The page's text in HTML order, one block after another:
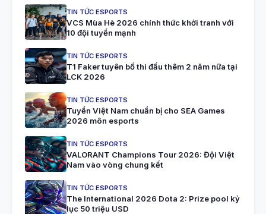
TIN TỨC ESPORTS
VCS Mùa Hè 2026 chính thức khởi tranh với
10 đội tuyển mạnh
TIN TỨC ESPORTS
T1 Faker tuyên bố thi đấu thêm 2 năm nữa tại
LCK 2026
TIN TỨC ESPORTS
Tuyển Việt Nam chuẩn bị cho SEA Games
2026 môn esports
TIN TỨC ESPORTS
VALORANT Champions Tour 2026: Đội Việt
Nam vào vòng chung kết
TIN TỨC ESPORTS
The International 2026 Dota 2: Prize pool kỷ
lục 50 triệu USD